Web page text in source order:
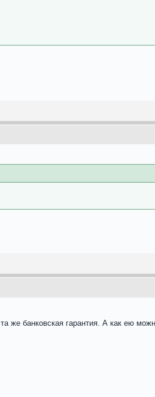
же банковская гарантия. А как ею